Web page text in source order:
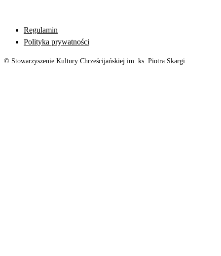
Regulamin
Polityka prywatności
© Stowarzyszenie Kultury Chrześcijańskiej im. ks. Piotra Skargi